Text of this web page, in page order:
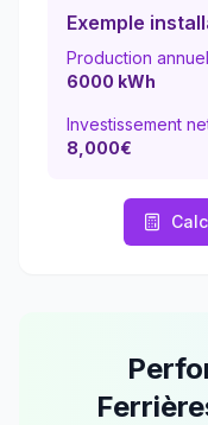
Exemple
Production
6000 kWh
Investissement
8,000€